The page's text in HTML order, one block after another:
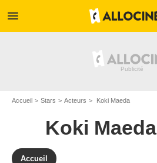
menu
Accueil Stars Acteurs Koki Maeda
Koki Maeda
Accueil